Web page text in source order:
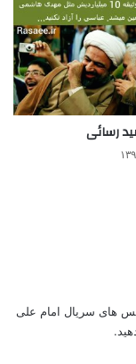
رسائی
های سریال امام علی